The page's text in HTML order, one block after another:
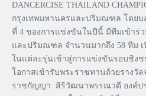
DANCERCISE THAILAND
กรุงเทพมหานครและปริมณฑล โดยบ
ที่ 4 ของการแข่งขันในปีนี้ มีทีมเข้าร่
และปริมณฑล จำนวนมากถึง 58 ทีม
ในแต่ละรุ่นเข้าสู่การแข่งขันรอบชิงช
โอกาสเข้ารับพระราชทานถ้วยรางวั
ราชกัญญา สิริวัฒนาพรรณวดี องค์ปร